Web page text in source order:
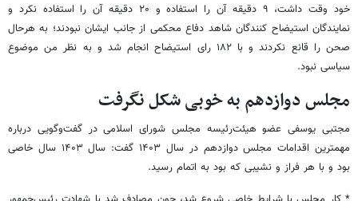
خود وقت داشت، ۹ دقیقه آن را استفاده و ۲۰ دقیقه آن را استفاده نکرد و
نمایندگان استیضاح کنندگان شاهد دفاع محکمی از جانب ایشان نبودند؛ به هرحال
صحن را قانع نکردند و با ۱۸۲ رای استیضاح انجام شد و به نظر من موضوع
سیاسی نبود.
مجلس دوازدهم به خوبی شکل نگرفت
مجتبی یوسفی عضو هیئت‌رئیسه مجلس شورای اسلامی در گفت‌وگویی درباره
مهمترین اقدامات مجلس دوازدهم در سال ۱۴۰۳ گفت: سال ۱۴۰۳ سال خاصی
بود و با هر فراز و نشیبی که بود به اتمام رسید.